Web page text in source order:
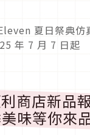
夏日祭典仿
年 7 月 7 日起
商店新品
味等你來